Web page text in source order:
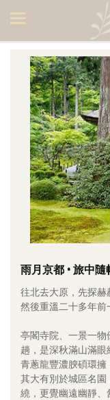
美食集
美飲集
廚房集
旅遊集
旅遊美食集
生活風
書房集
日記簿
餐桌週記
享樂隨手拍
影音區
創意出版服務
雨月京都 • 旅中隨
往北去大原，先探赫
然後重溫二十多年前
亭閣寺院、一景一
趟，是深秋滿山滿
青蔥龍豐濃腴碩環
其大有別於城區名
繞，更覺幽遠幽靜